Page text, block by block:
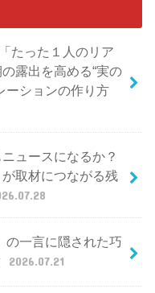
たった１人のリア
露出を高める“実の
ーションの作り方
ュースになるか？
が取材につながる残
の一言に隠された巧
2026.07.21